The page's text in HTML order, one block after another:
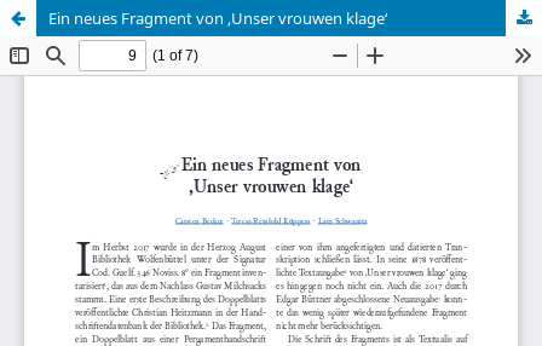
Ein neues Fragment von ,Unser vrouwen klageʻ